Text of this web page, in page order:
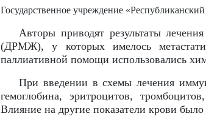
Государственное учреждение
Авторы приводят результаты
(ДРМЖ), у которых имелось
паллиативной помощи использовались
При введении в схемы лечения
гемоглобина, эритроцитов,
Влияние на другие показатели крови